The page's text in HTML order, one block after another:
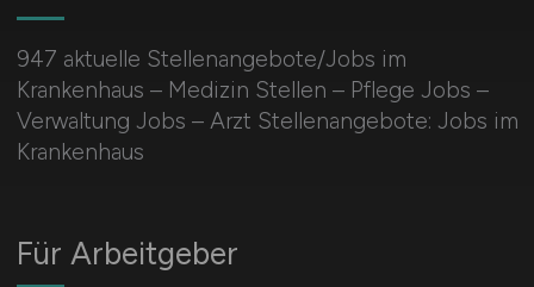
947 aktuelle Stellenangebote/Jobs im
Krankenhaus – Medizin Stellen – Pflege Jobs –
Verwaltung Jobs – Arzt Stellenangebote: Jobs im
Krankenhaus
Für Arbeitgeber